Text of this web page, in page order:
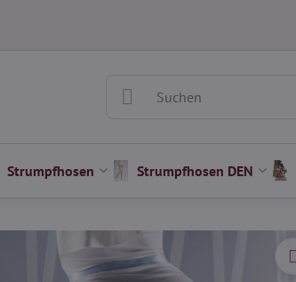
Strumpfhosen Strumpfhosen DEN